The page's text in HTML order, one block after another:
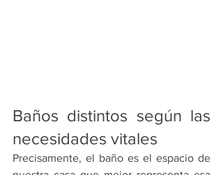
Baños distintos según las
necesidades vitales
Precisamente, el baño es el espacio de